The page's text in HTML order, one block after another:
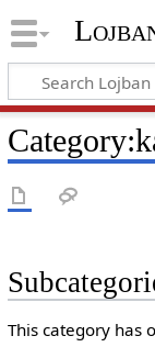
This category has